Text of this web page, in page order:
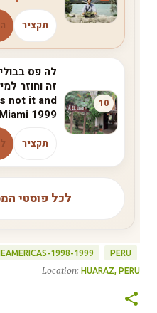
תקציר
10
לה פס
not it and
1999
תקציר
לכל פוסטי
PERU
1998-1999
Location: HUARAZ, PERU